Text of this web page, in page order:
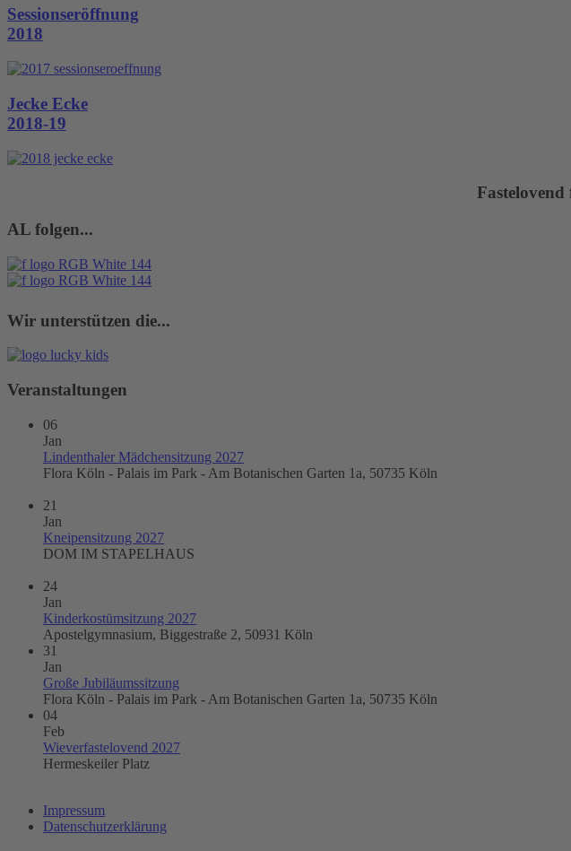
Sessionseröffnung
2018
Jecke Ecke
2018-19
AL folgen...
Wir unterstützen die...
Veranstaltungen
06
Jan
Lindenthaler Mädchensitzung 2027
Flora Köln - Palais im Park - Am Botanischen Garten 1a, 50735 Köln
21
Jan
Kneipensitzung 2027
DOM IM STAPELHAUS
24
Jan
Kinderkostümsitzung 2027
Apostelgymnasium, Biggestraße 2, 50931 Köln
31
Jan
Große Jubiläumssitzung
Flora Köln - Palais im Park - Am Botanischen Garten 1a, 50735 Köln
04
Feb
Wieverfastelovend 2027
Hermeskeiler Platz
Impressum
Datenschutzerklärung